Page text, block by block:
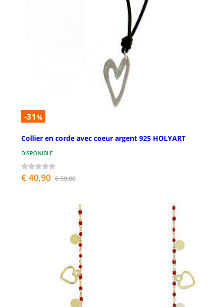
-31 %
Collier en corde avec coeur argent 925 HOLYART
DISPONIBLE
€ 40,90 € 59,00